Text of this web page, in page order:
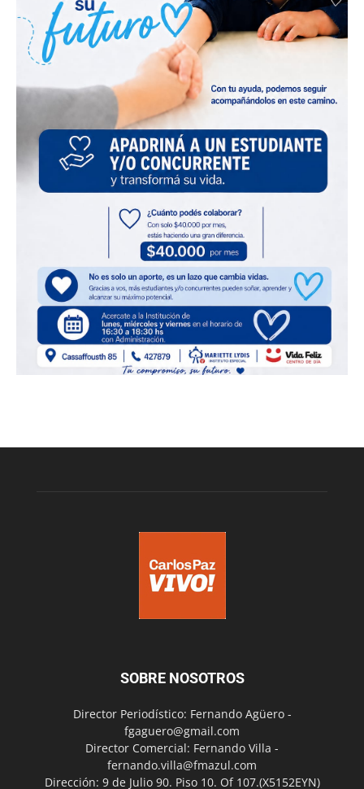
SOBRE NOSOTROS
Director Periodístico: Fernando Agüero -
fgaguero@gmail.com
Director Comercial: Fernando Villa -
fernando.villa@fmazul.com
Dirección: 9 de Julio 90. Piso 10. Of 107.(X5152EYN)